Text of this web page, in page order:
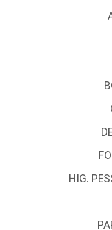
HIG.